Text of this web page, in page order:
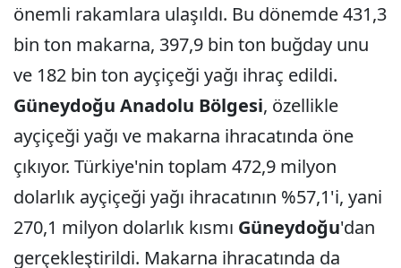
önemli rakamlara ulaşıldı. Bu dönemde 431,3
bin ton makarna, 397,9 bin ton buğday unu
ve 182 bin ton ayçiçeği yağı ihraç edildi.
Güneydoğu Anadolu Bölgesi, özellikle
ayçiçeği yağı ve makarna ihracatında öne
çıkıyor. Türkiye'nin toplam 472,9 milyon
dolarlık ayçiçeği yağı ihracatının %57,1'i, yani
270,1 milyon dolarlık kısmı Güneydoğu'dan
gerçekleştirildi. Makarna ihracatında da